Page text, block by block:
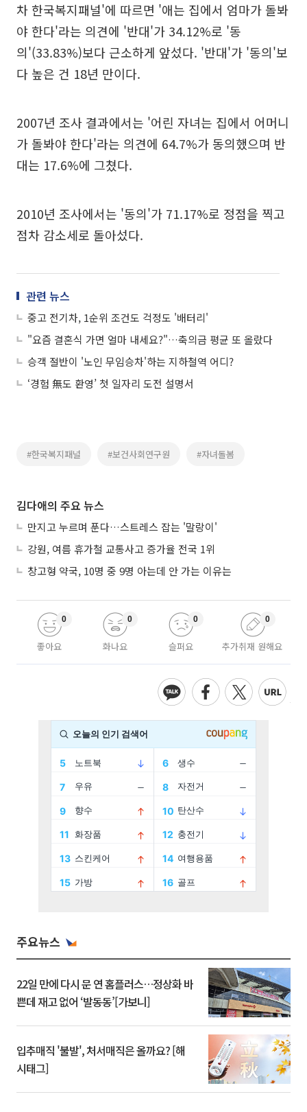
차 한국복지패널'에 따르면 '애는 집에서 엄마가 돌봐
야 한다'라는 의견에 '반대'가 34.12%로 '동
의'(33.83%)보다 근소하게 앞섰다. '반대'가 '동의'보
다 높은 건 18년 만이다.
2007년 조사 결과에서는 '어린 자녀는 집에서 어머니
가 돌봐야 한다'라는 의견에 64.7%가 동의했으며 반
대는 17.6%에 그쳤다.
2010년 조사에서는 '동의'가 71.17%로 정점을 찍고
점차 감소세로 돌아섰다.
관련 뉴스
중고 전기차, 1순위 조건도 걱정도 '배터리'
"요즘 결혼식 가면 얼마 내세요?"…축의금 평균 또 올랐다
승객 절반이 '노인 무임승차'하는 지하철역 어디?
‘경험 無도 환영’ 첫 일자리 도전 설명서
#한국복지패널 #보건사회연구원 #자녀돌봄
김다애의 주요 뉴스
만지고 누르며 푼다…스트레스 잡는 '말랑이'
강원, 여름 휴가철 교통사고 증가율 전국 1위
창고형 약국, 10명 중 9명 아는데 안 가는 이유는
좋아요
0
화나요
0
슬퍼요
0
추가취재 원해요
0
주요뉴스
22일 만에 다시 문 연 홈플러스…정상화 바
쁜데 재고 없어 ‘발동동’[가보니]
입추매직 '불발', 처서매직은 올까요? [해
시태그]